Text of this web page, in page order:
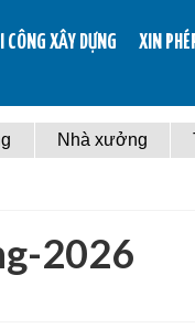
CÔNG XÂY DỰNG XIN
Nhà xưởng
2026